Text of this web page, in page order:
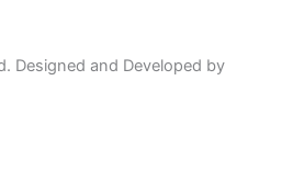
Designed and Developed by